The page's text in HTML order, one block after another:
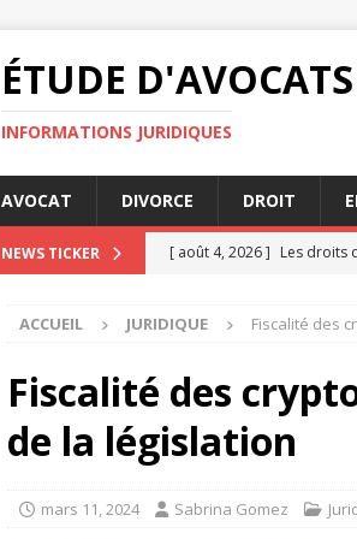
ÉTUDE
INFORMATIONS JURIDIQUES
AVOCAT DIVORCE DROIT
NEWS TICKER [ août 4, 2026 ] Les droits
JURIDIQUE
[ août 3, 2026 ]
Pourquoi
[ août 2, 2026 ] Règles de
Délai
ACCUEIL JURIDIQUE Fiscalité des
Fiscalité des
de la législation
mars 11, 2024 Sabrina Gomez